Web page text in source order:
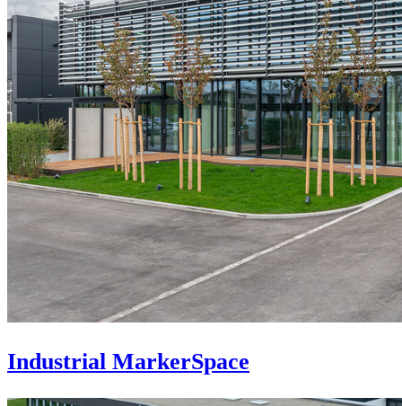
Industrial MarkerSpace